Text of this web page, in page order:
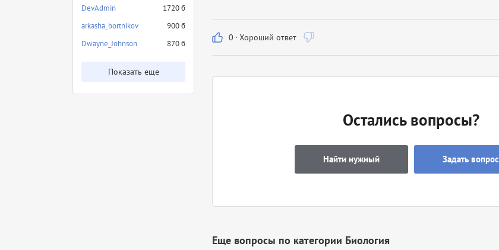
DevAdmin
1720 б
arkasha_bortnikov
900 б
Dwayne_Johnson
870 б
Показать еще
0 · Хороший ответ
Остались вопросы?
Найти нужный Задать вопрос
Еще вопросы по категории Биология